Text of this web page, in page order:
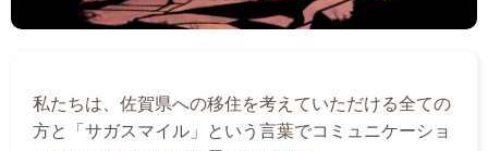
私たちは、佐賀県への移住を考えていただける全ての
方と「サガスマイル」という言葉でコミュニケーショ